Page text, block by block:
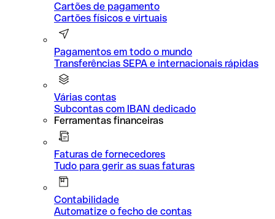
Cartões de pagamento
Cartões físicos e virtuais
Pagamentos em todo o mundo
Transferências SEPA e internacionais rápidas
Várias contas
Subcontas com IBAN dedicado
Ferramentas financeiras
Faturas de fornecedores
Tudo para gerir as suas faturas
Contabilidade
Automatize o fecho de contas